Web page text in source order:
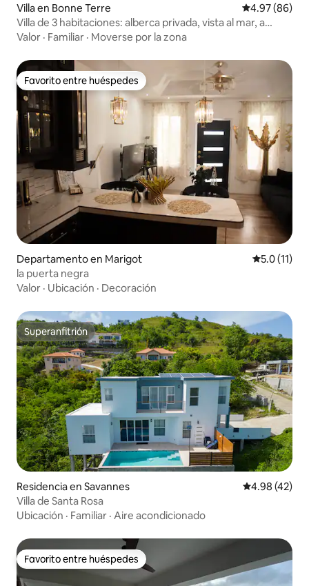
Villa en Bonne Terre Calificación
4.97 (86)
Villa de 3 habitaciones: alberca privada, vista al mar, a
10 min de la playa
Valor · Familiar · Moverse por la zona
Favorito entre huéspedes
Favorito entre huéspedes
Departamento en Marigot Calificación
5.0 (11)
la puerta negra
Valor · Ubicación · Decoración
Superanfitrión
Superanfitrión
Residencia en Savannes Calificación
4.98 (42)
Villa de Santa Rosa
Ubicación · Familiar · Aire acondicionado
Favorito entre huéspedes
Favorito entre huéspedes